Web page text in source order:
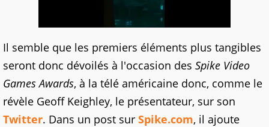
Il semble que les premiers éléments plus tangibles
seront donc dévoilés à l'occasion des Spike Video
Games Awards, à la télé américaine donc, comme le
révèle Geoff Keighley, le présentateur, sur son
Twitter. Dans un post sur Spike.com, il ajoute